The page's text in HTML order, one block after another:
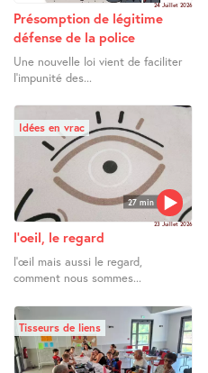
24 Juillet 2026
Présomption de légitime
défense de la police
Une nouvelle loi vient de faciliter
l’impunité des...
27 min
Idées en vrac
23 Juillet 2026
l’oeil, le regard
l’œil mais aussi le regard,
comment nous sommes...
Tisseurs de liens